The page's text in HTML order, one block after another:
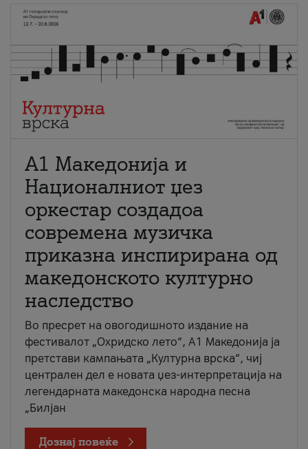
А1 Македонија и
Националниот џез
оркестар создадоа
современа музичка
приказна инспирирана од
македонското културно
наследство
Во пресрет на овогодишното издание на
фестивалот „Охридско лето“, А1 Македонија ја
претстави кампањата „Културна врска“, чиј
централен дел е новата џез-интерпретација на
легендарната македонска народна песна
„Билјан
Дознај повеќе